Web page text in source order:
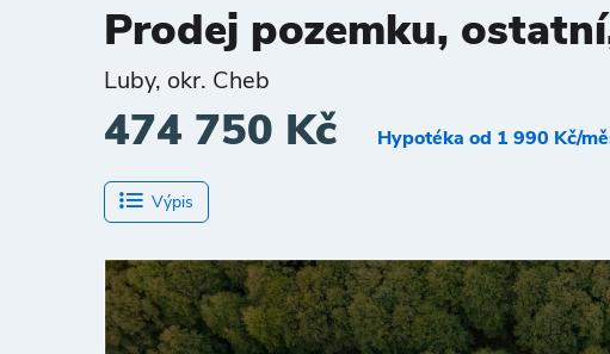
Prodej pozemku,
Luby, okr. Cheb
474 750 Kč Hypotéka od 1 990 Kč/
Výpis